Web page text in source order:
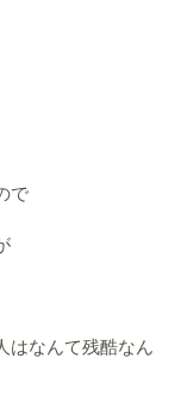
で
はなんて残酷なん